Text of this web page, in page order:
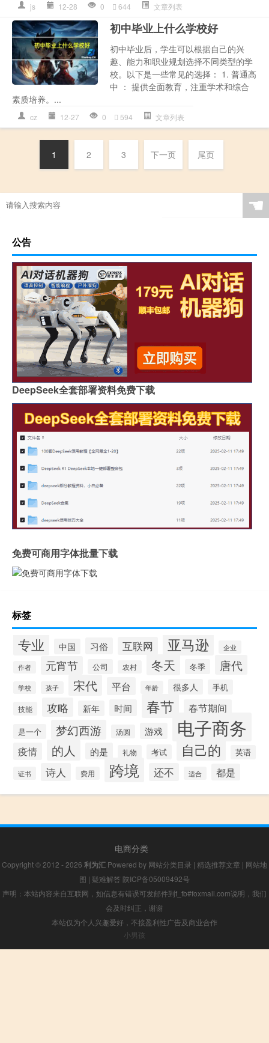
js 12-28 0 644 文章列表
初中毕业上什么学校好
初中毕业后，学生可以根据自己的兴
趣、能力和职业规划选择不同类型的学
校。以下是一些常见的选择： 1. 普通高
中 ： 提供全面教育，注重学术和综合
素质培养。...
cz 12-27 0 594 文章列表
1 2 3 下一页 尾页
☚
公告
DeepSeek全套部署资料免费下载
免费可商用字体批量下载
标签
专业 中国 习俗 互联网 亚马逊 企业
作者 元宵节 公司 农村 冬天 冬季 唐代
学校 孩子 宋代 平台 年龄 很多人 手机
技能 攻略 新年 时间 春节 春节期间
是一个 梦幻西游 汤圆 游戏 电子商务
疫情 的人 的是 礼物 考试 自己的 英语
证书 诗人 费用 跨境 还不 适合 都是
电商分类
Copyright © 2012 - 2026 利为汇 Powered by 网站分类目录 | 精选推荐文章 | 网站地
图 | 疑难解答 陕ICP备05009492号
声明：本站内容来自互联网，如信息有错误可发邮件到f_fb#foxmail.com说明，我们
会及时纠正，谢谢
本站仅为个人兴趣爱好，不接盈利性广告及商业合作
小男孩